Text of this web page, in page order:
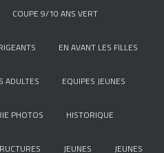
COUPE 9/10 ANS VERT
EN AVANT LES FILLES
ADULTES EQUIPES JEUNES
PHOTOS HISTORIQUE
JEUNES JEUNES